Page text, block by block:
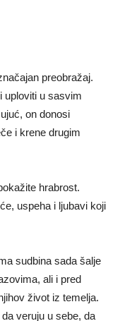
preobražaj.
uploviti u sasvim
on donosi
i krene drugim
hrabrost.
uspeha i ljubavi koji
sudbina sada šalje
ali i pred
život iz temelja.
da veruju u sebe, da